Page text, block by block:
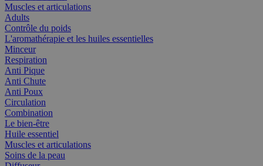
Muscles et articulations
Adults
Contrôle du poids
L'aromathérapie et les huiles essentielles
Minceur
Respiration
Anti Pique
Anti Chute
Anti Poux
Circulation
Combination
Le bien-être
Huile essentiel
Muscles et articulations
Soins de la peau